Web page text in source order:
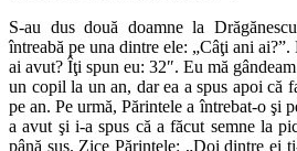
S-au dus două doamne la
întreabă pe una dintre ele: „Câţi ani
ai avut? Îţi spun eu: 32″. Eu mă
un copil la un an, dar ea a spus apoi că
pe an. Pe urmă, Părintele a întrebat-o şi
a avut şi i-a spus că a făcut semne la
până sus. Zice Părintele: „Doi dintre ei